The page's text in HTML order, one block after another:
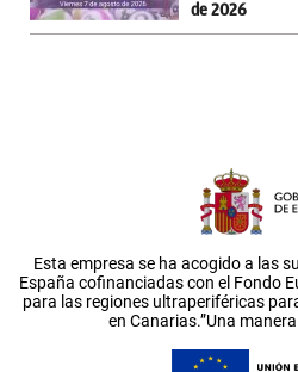
de 2026
Esta empresa se ha acogido a las
España cofinanciadas con el Fondo
para las regiones ultraperiféricas
en Canarias.”Una